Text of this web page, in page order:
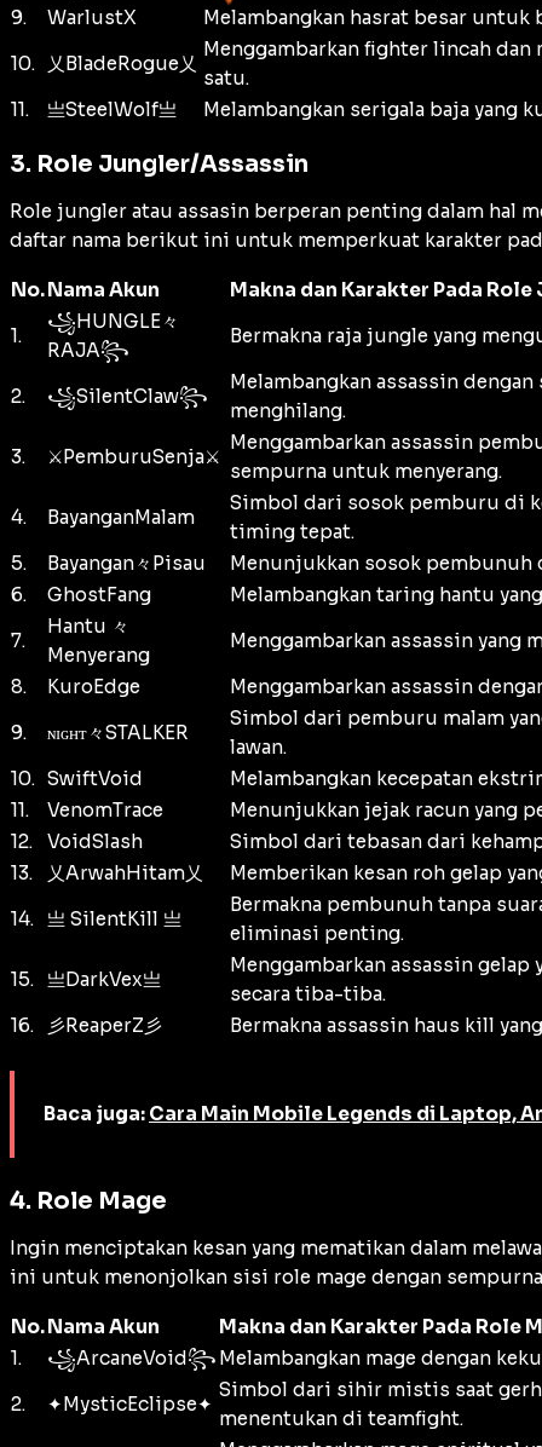
9.
WarlustX
Melambangkan hasrat besar
10.
乂BladeRogue乂
Menggambarkan fighter lincah
satu.
11.
亗SteelWolf亗 Melambangkan serigala baja yang
3. Role Jungler/Assassin
Role jungler atau assasin berperan penting dalam hal
daftar nama berikut ini untuk memperkuat karakter
No.Nama Akun
Makna dan Karakter Pada
1.
꧁HUNGLE々
RAJA꧂
Bermakna raja jungle yang
2. ꧁SilentClaw꧂
Melambangkan assassin
menghilang.
3.
⚔PemburuSenja⚔
Menggambarkan assassin
sempurna untuk menyerang.
4.
BayanganMalam
Simbol dari sosok pemburu di
timing tepat.
5.
Bayangan々Pisau
Menunjukkan sosok pembunuh
6.
GhostFang
Melambangkan taring hantu
7.
Hantu 々
Menyerang
Menggambarkan assassin
8.
KuroEdge
Menggambarkan assassin
9.
ɴɪɢʜᴛ々STALKER
Simbol dari pemburu malam
lawan.
10. SwiftVoid
Melambangkan kecepatan
11.
VenomTrace
Menunjukkan jejak racun yang
12.
VoidSlash
Simbol dari tebasan dari
13.
乂ArwahHitam乂
Memberikan kesan roh gelap
14.
亗 SilentKill 亗
Bermakna pembunuh tanpa
eliminasi penting.
15.
亗DarkVex亗
Menggambarkan assassin
secara tiba-tiba.
16.
彡ReaperZ彡 Bermakna assassin haus kill
Baca juga: Cara Main Mobile Legends di Laptop,
4. Role Mage
Ingin menciptakan kesan yang mematikan dalam
ini untuk menonjolkan sisi role mage dengan
No. Nama Akun
Makna dan Karakter Pada Role
1.
꧁ArcaneVoid꧂ Melambangkan mage dengan
2.
✦MysticEclipse✦
Simbol dari sihir mistis saat
menentukan di teamfight.